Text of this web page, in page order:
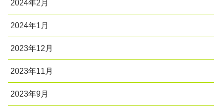
2024年2月
2024年1月
2023年12月
2023年11月
2023年9月